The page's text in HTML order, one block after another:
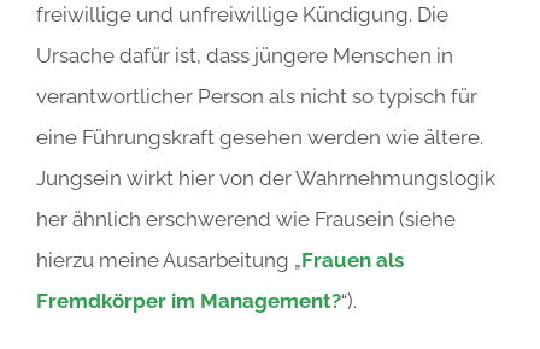
freiwillige und unfreiwillige Kündigung. Die
Ursache dafür ist, dass jüngere Menschen in
verantwortlicher Person als nicht so typisch für
eine Führungskraft gesehen werden wie ältere.
Jungsein wirkt hier von der Wahrnehmungslogik
her ähnlich erschwerend wie Frausein (siehe
hierzu meine Ausarbeitung „Frauen als
Fremdkörper im Management?“).